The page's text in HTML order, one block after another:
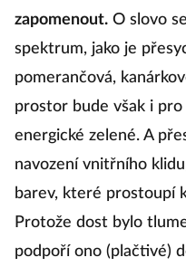
etapě, na typické
zapomenout.O slovo
spektrum, jako je
pomerančová,
prostor bude však i
energické zelené. A
navození vnitřního
barev, které prostoupí
Protože dost bylo